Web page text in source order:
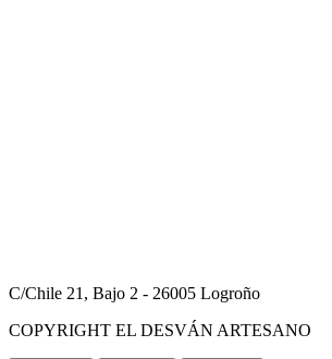
C/Chile 21, Bajo 2 - 26005 Logroño
COPYRIGHT EL DESVÁN ARTESANO